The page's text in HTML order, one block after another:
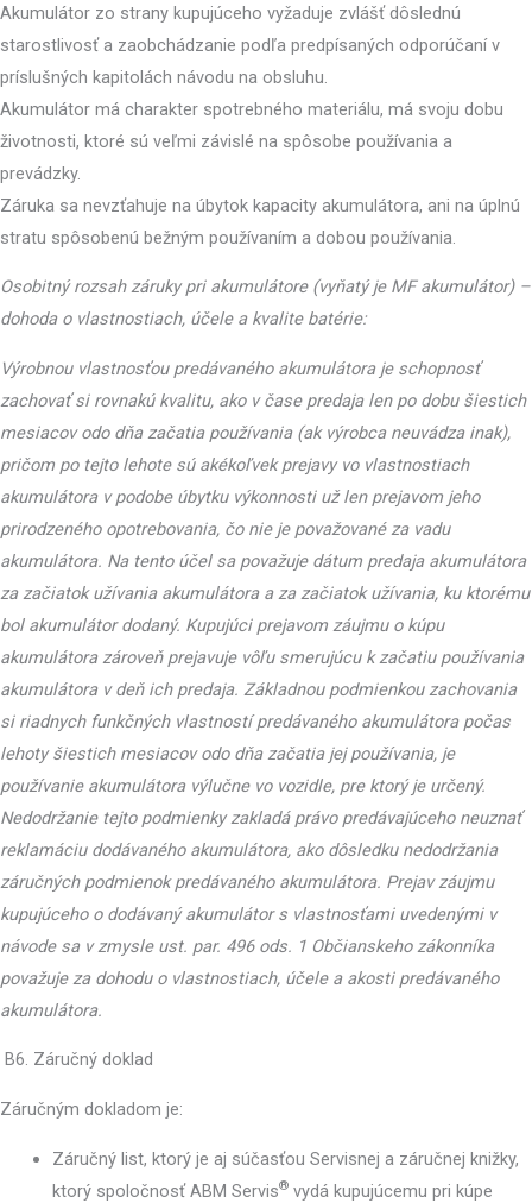
Akumulátor zo strany kupujúceho vyžaduje zvlášť dôslednú
starostlivosť a zaobchádzanie podľa predpísaných odporúčaní v
príslušných kapitolách návodu na obsluhu.
Akumulátor má charakter spotrebného materiálu, má svoju dobu
životnosti, ktoré sú veľmi závislé na spôsobe používania a
prevádzky.
Záruka sa nevzťahuje na úbytok kapacity akumulátora, ani na úplnú
stratu spôsobenú bežným používaním a dobou používania.
Osobitný rozsah záruky pri akumulátore (vyňatý je MF akumulátor) –
dohoda o vlastnostiach, účele a kvalite batérie:
Výrobnou vlastnosťou predávaného akumulátora je schopnosť
zachovať si rovnakú kvalitu, ako v čase predaja len po dobu šiestich
mesiacov odo dňa začatia používania (ak výrobca neuvádza inak),
pričom po tejto lehote sú akékoľvek prejavy vo vlastnostiach
akumulátora v podobe úbytku výkonnosti už len prejavom jeho
prirodzeného opotrebovania, čo nie je považované za vadu
akumulátora. Na tento účel sa považuje dátum predaja akumulátora
za začiatok užívania akumulátora a za začiatok užívania, ku ktorému
bol akumulátor dodaný. Kupujúci prejavom záujmu o kúpu
akumulátora zároveň prejavuje vôľu smerujúcu k začatiu používania
akumulátora v deň ich predaja. Základnou podmienkou zachovania
si riadnych funkčných vlastností predávaného akumulátora počas
lehoty šiestich mesiacov odo dňa začatia jej používania, je
používanie akumulátora výlučne vo vozidle, pre ktorý je určený.
Nedodržanie tejto podmienky zakladá právo predávajúceho neuznať
reklamáciu dodávaného akumulátora, ako dôsledku nedodržania
záručných podmienok predávaného akumulátora. Prejav záujmu
kupujúceho o dodávaný akumulátor s vlastnosťami uvedenými v
návode sa v zmysle ust. par. 496 ods. 1 Občianskeho zákonníka
považuje za dohodu o vlastnostiach, účele a akosti predávaného
akumulátora.
B6. Záručný doklad
Záručným dokladom je:
Záručný list, ktorý je aj súčasťou Servisnej a záručnej knižky,
ktorý spoločnosť ABM Servis® vydá kupujúcemu pri kúpe